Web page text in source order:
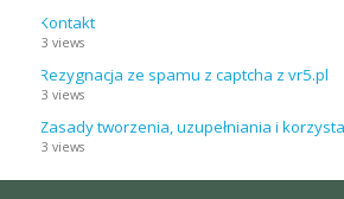
Kontakt
3 views
Rezygnacja ze spamu z captcha z vr5.pl
3 views
Zasady tworzenia, uzupełniania i
3 views